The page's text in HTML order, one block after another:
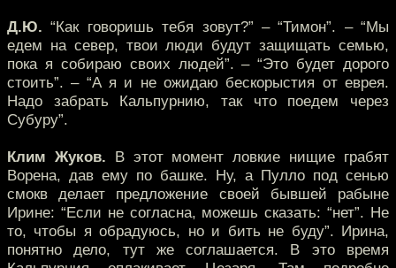
Д.Ю. “Как говоришь тебя зовут?” – “Тимон”. – “Мы
едем на север, твои люди будут защищать семью,
пока я собираю своих людей”. – “Это будет дорого
стоить”. – “А я и не ожидаю бескорыстия от еврея.
Надо забрать Кальпурнию, так что поедем через
Субуру”.
Клим Жуков. В этот момент ловкие нищие грабят
Ворена, дав ему по башке. Ну, а Пулло под сенью
смокв делает предложение своей бывшей рабыне
Ирине: “Если не согласна, можешь сказать: “нет”. Не
то, чтобы я обрадуюсь, но и бить не буду”. Ирина,
понятно дело, тут же соглашается. В это время